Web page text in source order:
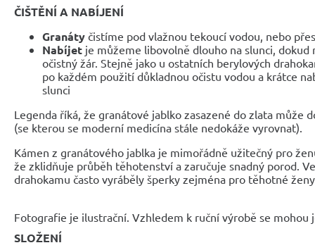
ČIŠTĚNÍ A NABÍJENÍ
Granáty čistíme pod vlažnou tekoucí vodou, nebo
Nabíjet je můžeme libovolně dlouho na slunci, dokud
očistný žár. Stejně jako u ostatních berylových
po každém použití důkladnou očistu vodou a krátce
slunci
Legenda říká, že granátové jablko zasazené do zlata může
(se kterou se moderní medicína stále nedokáže vyrovnat).
Kámen z granátového jablka je mimořádně užitečný pro
že zklidňuje průběh těhotenství a zaručuje snadný porod.
drahokamu často vyráběly šperky zejména pro těhotné
Fotografie je ilustrační. Vzhledem k ruční výrobě se
SLOŽENÍ